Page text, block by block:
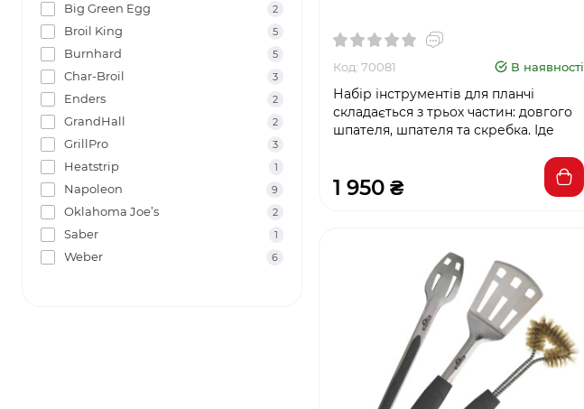
Big Green Egg 2
Broil King 5
Burnhard 5
Char-Broil 3
Enders 2
GrandHall 2
GrillPro 3
Heatstrip 1
Napoleon 9
Oklahoma Joe’s 2
Saber 1
Weber 6
Код: 70081 В наявності
Набір інструментів для планчі
складається з трьох частин: довгого
шпателя, шпателя та скребка. Іде
1 950 ₴